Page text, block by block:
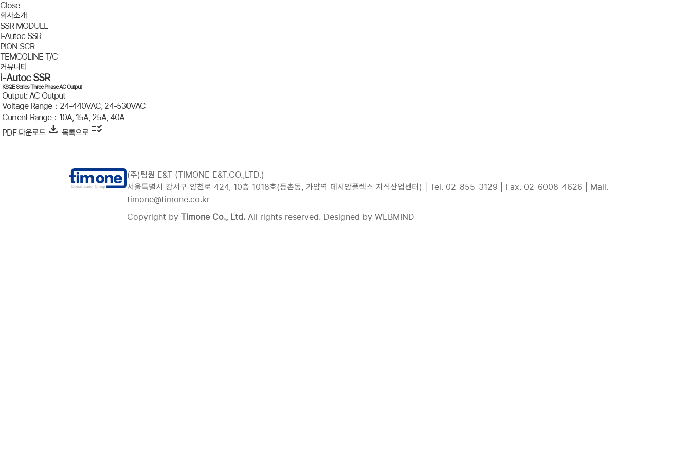
Close
회사소개
SSR MODULE
i-Autoc SSR
PION SCR
TEMCOLINE T/C
커뮤니티
i-Autoc SSR
KSQE Series Three Phase AC Output
Output: AC Output
Voltage Range：24-440VAC, 24-530VAC
Current Range：10A, 15A, 25A, 40A
PDF 다운로드 download 목록으로 checklist_rtl
(주)팀원 E&T (TIMONE E&T.CO.,LTD.)
서울특별시 강서구 양천로 424, 10층 1018호(등촌동, 가양역 데시앙플렉스 지식산업센터) | Tel. 02-855-3129 | Fax. 02-6008-4626 | Mail.
timone@timone.co.kr
Copyright byTimone Co., Ltd. All rights reserved. Designed byWEBMIND